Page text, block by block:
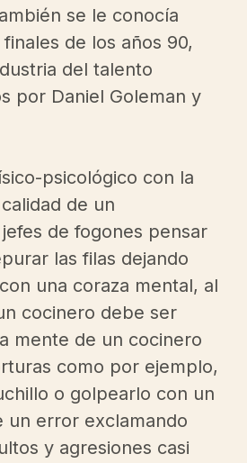
se le conocía
de los años 90,
del talento
por Daniel Goleman y
psicológico con la
de un
de fogones pensar
las filas dejando
una coraza mental, al
cocinero debe ser
mente de un cocinero
como por ejemplo,
o golpearlo con un
un error exclamando
y agresiones casi